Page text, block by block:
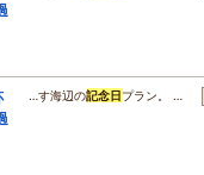
…す海辺の記念日 プラン。 …